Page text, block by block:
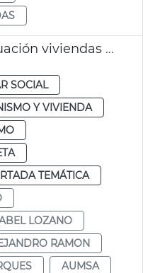
Rehabilitación y adecuación viviendas Tendetes y Tres Forques
SOCIAL
Y VIVIENDA
TEMÁTICA
LOZANO
RAMON
AUMSA